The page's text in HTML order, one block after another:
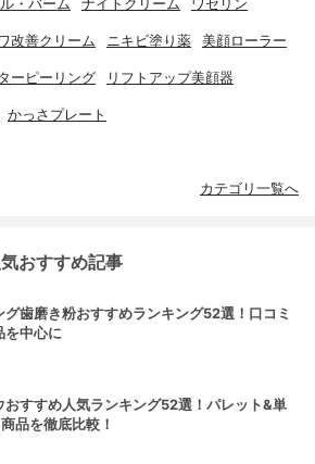
・バーム ナイトクリーム ワセリン
改善クリーム ニキビ塗り薬 美顔ローラー
ーピーリング リフトアップ美顔器
かっさプレート
カテゴリ一覧へ
おすすめ記事
グ歯磨き粉おすすめランキング52選！口コミ
を中心に
おすすめ人気ランキング52選！パレット&単
品を徹底比較！